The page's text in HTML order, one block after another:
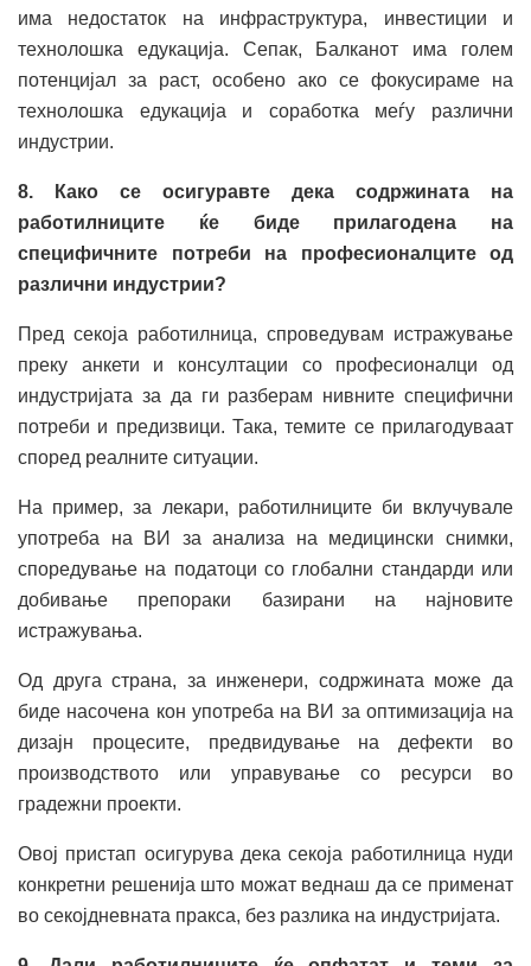
има недостаток на инфраструктура, инвестиции и
технолошка едукација. Сепак, Балканот има голем
потенцијал за раст, особено ако се фокусираме на
технолошка едукација и соработка меѓу различни
индустрии.
8. Како се осигуравте дека содржината на
работилниците ќе биде прилагодена на
специфичните потреби на професионалците од
различни индустрии?
Пред секоја работилница, спроведувам истражување
преку анкети и консултации со професионалци од
индустријата за да ги разберам нивните специфични
потреби и предизвици. Така, темите се прилагодуваат
според реалните ситуации.
На пример, за лекари, работилниците би вклучувале
употреба на ВИ за анализа на медицински снимки,
споредување на податоци со глобални стандарди или
добивање препораки базирани на најновите
истражувања.
Од друга страна, за инженери, содржината може да
биде насочена кон употреба на ВИ за оптимизација на
дизајн процесите, предвидување на дефекти во
производството или управување со ресурси во
градежни проекти.
Овој пристап осигурува дека секоја работилница нуди
конкретни решенија што можат веднаш да се применат
во секојдневната пракса, без разлика на индустријата.